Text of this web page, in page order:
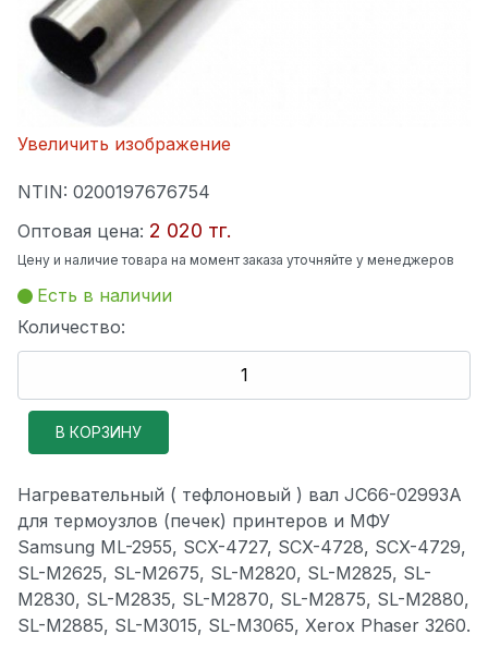
Увеличить изображение
NTIN: 0200197676754
Оптовая цена: 2 020 тг.
Цену и наличие товара на момент заказа уточняйте у менеджеров
Есть в наличии
Количество:
Нагревательный ( тефлоновый ) вал JC66-02993A
для термоузлов (печек) принтеров и МФУ
Samsung ML-2955, SCX-4727, SCX-4728, SCX-4729,
SL-M2625, SL-M2675, SL-M2820, SL-M2825, SL-
M2830, SL-M2835, SL-M2870, SL-M2875, SL-M2880,
SL-M2885, SL-M3015, SL-M3065, Xerox Phaser 3260.